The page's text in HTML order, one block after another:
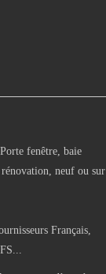
fenêtre, baie
neuf ou sur
Français,